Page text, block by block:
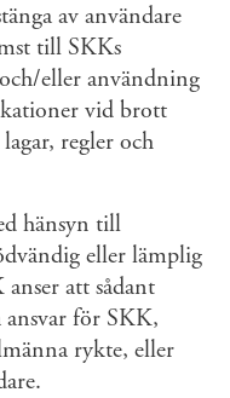
av användare
till SKKs
eller användning
vid brott
regler och
hänsyn till
eller lämplig
att sådant
för SKK,
rykte, eller